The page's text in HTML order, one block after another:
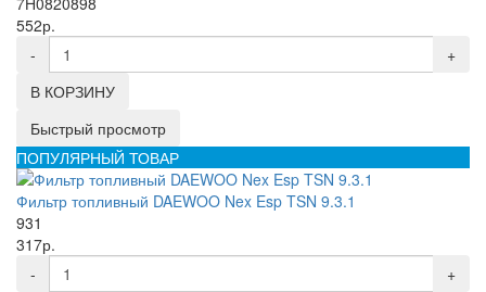
552р.
-
+
В КОРЗИНУ
Быстрый просмотр
ПОПУЛЯРНЫЙ ТОВАР
Фильтр топливный DAEWOO Nex Esp TSN 9.3.1
931
317р.
-
+